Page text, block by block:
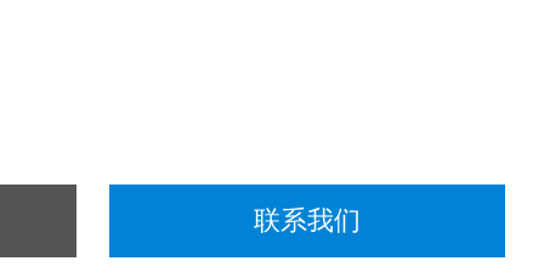
联系我们